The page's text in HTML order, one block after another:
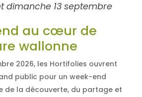
dimanche 13 septembre
au cœur de
wallonne
2026, les Hortifolies ouvrent
public pour un week-end
de la découverte, du partage et